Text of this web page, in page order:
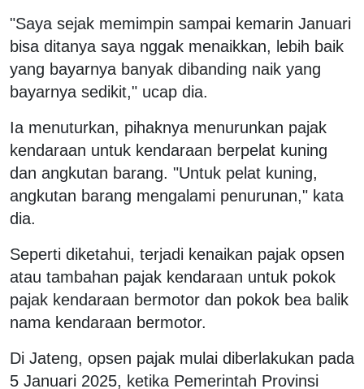
"Saya sejak memimpin sampai kemarin Januari
bisa ditanya saya nggak menaikkan, lebih baik
yang bayarnya banyak dibanding naik yang
bayarnya sedikit," ucap dia.
Ia menuturkan, pihaknya menurunkan pajak
kendaraan untuk kendaraan berpelat kuning
dan angkutan barang. "Untuk pelat kuning,
angkutan barang mengalami penurunan," kata
dia.
Seperti diketahui, terjadi kenaikan pajak opsen
atau tambahan pajak kendaraan untuk pokok
pajak kendaraan bermotor dan pokok bea balik
nama kendaraan bermotor.
Di Jateng, opsen pajak mulai diberlakukan pada
5 Januari 2025, ketika Pemerintah Provinsi